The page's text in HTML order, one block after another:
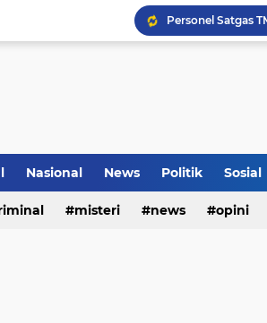
Inilah Tampilan
Nasional News Politik Sosial
misteri news opini